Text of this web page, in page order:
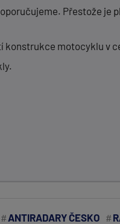
Přestože je
konstrukce motocyklu v
ANTIRADARY ČESKO